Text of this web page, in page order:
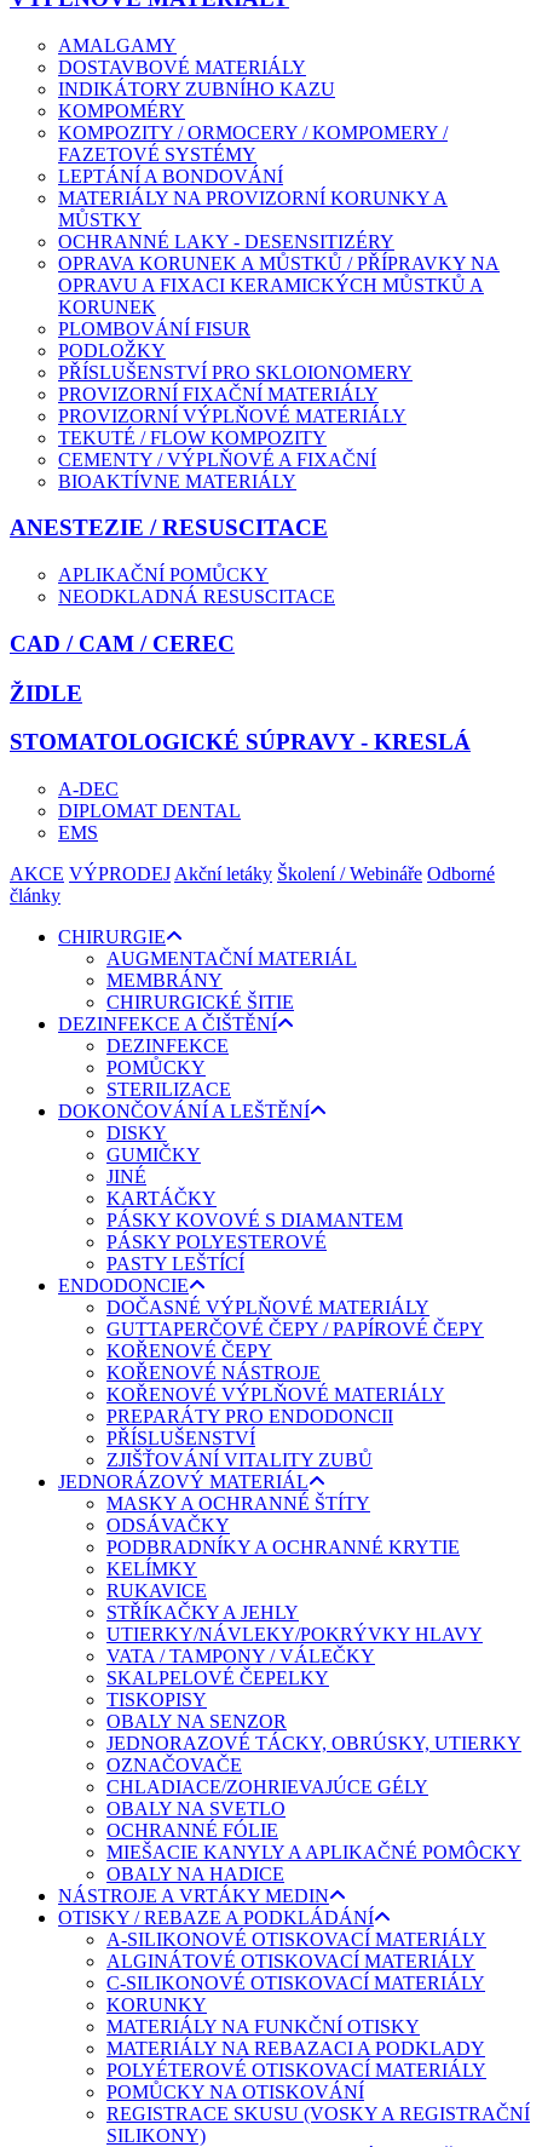
AMALGAMY
DOSTAVBOVÉ MATERIÁLY
INDIKÁTORY ZUBNÍHO KAZU
KOMPOMÉRY
KOMPOZITY / ORMOCERY / KOMPOMERY /
FAZETOVÉ SYSTÉMY
LEPTÁNÍ A BONDOVÁNÍ
MATERIÁLY NA PROVIZORNÍ KORUNKY A
MŮSTKY
OCHRANNÉ LAKY - DESENSITIZÉRY
OPRAVA KORUNEK A MŮSTKŮ / PŘÍPRAVKY NA
OPRAVU A FIXACI KERAMICKÝCH MŮSTKŮ A
KORUNEK
PLOMBOVÁNÍ FISUR
PODLOŽKY
PŘÍSLUŠENSTVÍ PRO SKLOIONOMERY
PROVIZORNÍ FIXAČNÍ MATERIÁLY
PROVIZORNÍ VÝPLŇOVÉ MATERIÁLY
TEKUTÉ / FLOW KOMPOZITY
CEMENTY / VÝPLŇOVÉ A FIXAČNÍ
BIOAKTÍVNE MATERIÁLY
ANESTEZIE / RESUSCITACE
APLIKAČNÍ POMŮCKY
NEODKLADNÁ RESUSCITACE
CAD / CAM / CEREC
ŽIDLE
STOMATOLOGICKÉ SÚPRAVY - KRESLÁ
A-DEC
DIPLOMAT DENTAL
EMS
AKCE VÝPRODEJ Akční letáky Školení / Webináře Odborné
články
CHIRURGIE
AUGMENTAČNÍ MATERIÁL
MEMBRÁNY
CHIRURGICKÉ ŠITIE
DEZINFEKCE A ČIŠTĚNÍ
DEZINFEKCE
POMŮCKY
STERILIZACE
DOKONČOVÁNÍ A LEŠTĚNÍ
DISKY
GUMIČKY
JINÉ
KARTÁČKY
PÁSKY KOVOVÉ S DIAMANTEM
PÁSKY POLYESTEROVÉ
PASTY LEŠTÍCÍ
ENDODONCIE
DOČASNÉ VÝPLŇOVÉ MATERIÁLY
GUTTAPERČOVÉ ČEPY / PAPÍROVÉ ČEPY
KOŘENOVÉ ČEPY
KOŘENOVÉ NÁSTROJE
KOŘENOVÉ VÝPLŇOVÉ MATERIÁLY
PREPARÁTY PRO ENDODONCII
PŘÍSLUŠENSTVÍ
ZJIŠŤOVÁNÍ VITALITY ZUBŮ
JEDNORÁZOVÝ MATERIÁL
MASKY A OCHRANNÉ ŠTÍTY
ODSÁVAČKY
PODBRADNÍKY A OCHRANNÉ KRYTIE
KELÍMKY
RUKAVICE
STŘÍKAČKY A JEHLY
UTIERKY/NÁVLEKY/POKRÝVKY HLAVY
VATA / TAMPONY / VÁLEČKY
SKALPELOVÉ ČEPELKY
TISKOPISY
OBALY NA SENZOR
JEDNORAZOVÉ TÁCKY, OBRÚSKY, UTIERKY
OZNAČOVAČE
CHLADIACE/ZOHRIEVAJÚCE GÉLY
OBALY NA SVETLO
OCHRANNÉ FÓLIE
MIEŠACIE KANYLY A APLIKAČNÉ POMÔCKY
OBALY NA HADICE
NÁSTROJE A VRTÁKY MEDIN
OTISKY / REBAZE A PODKLÁDÁNÍ
A-SILIKONOVÉ OTISKOVACÍ MATERIÁLY
ALGINÁTOVÉ OTISKOVACÍ MATERIÁLY
C-SILIKONOVÉ OTISKOVACÍ MATERIÁLY
KORUNKY
MATERIÁLY NA FUNKČNÍ OTISKY
MATERIÁLY NA REBAZACI A PODKLADY
POLYÉTEROVÉ OTISKOVACÍ MATERIÁLY
POMŮCKY NA OTISKOVÁNÍ
REGISTRACE SKUSU (VOSKY A REGISTRAČNÍ
SILIKONY)